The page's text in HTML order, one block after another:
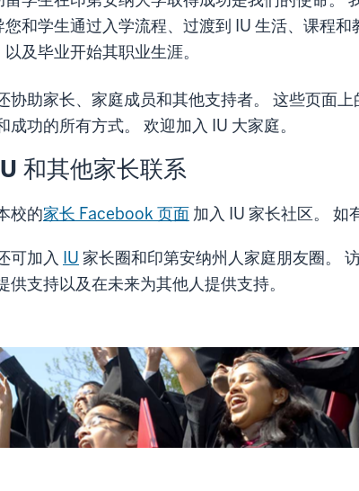
您和学生通过入学流程、过渡到 IU 生活、课程和
及毕业开始其职业生涯。
协助家长、家庭成员和其他支持者。 这些页面上
成功的所有方式。 欢迎加入 IU 大家庭。
和其他家长联系
校的家长 Facebook 页面 加入 IU 家长社区。 如
可加入 IU 家长圈和印第安纳州人家庭朋友圈。
供支持以及在未来为其他人提供支持。